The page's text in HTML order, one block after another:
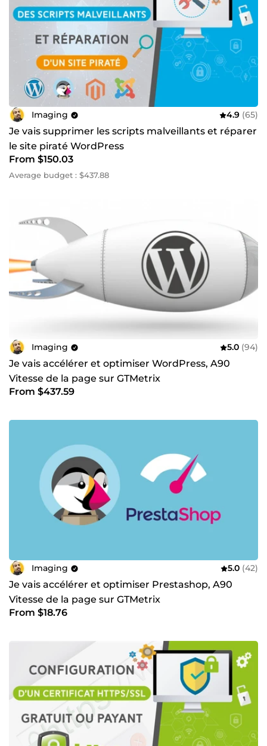
Imaging 4.9 (65)
Je vais supprimer les scripts malveillants et réparer
le site piraté WordPress
From $150.03
Average budget : $437.88
Imaging 5.0 (94)
Je vais accélérer et optimiser WordPress, A90
Vitesse de la page sur GTMetrix
From $437.59
Imaging 5.0 (42)
Je vais accélérer et optimiser Prestashop, A90
Vitesse de la page sur GTMetrix
From $18.76